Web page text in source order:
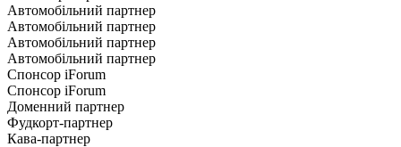
Автомобільний партнер
Автомобільний партнер
Автомобільний партнер
Автомобільний партнер
Спонсор iForum
Спонсор iForum
Доменний партнер
Фудкорт-партнер
Кава-партнер